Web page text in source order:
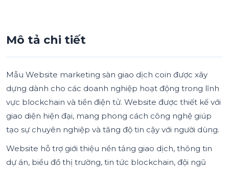
Mô tả chi tiết
Mẫu Website marketing sàn giao dịch coin được xây
dựng dành cho các doanh nghiệp hoạt động trong lĩnh
vực blockchain và tiền điện tử. Website được thiết kế với
giao diện hiện đại, mang phong cách công nghệ giúp
tạo sự chuyên nghiệp và tăng độ tin cậy với người dùng.
Website hỗ trợ giới thiệu nền tảng giao dịch, thông tin
dự án, biểu đồ thị trường, tin tức blockchain, đội ngũ